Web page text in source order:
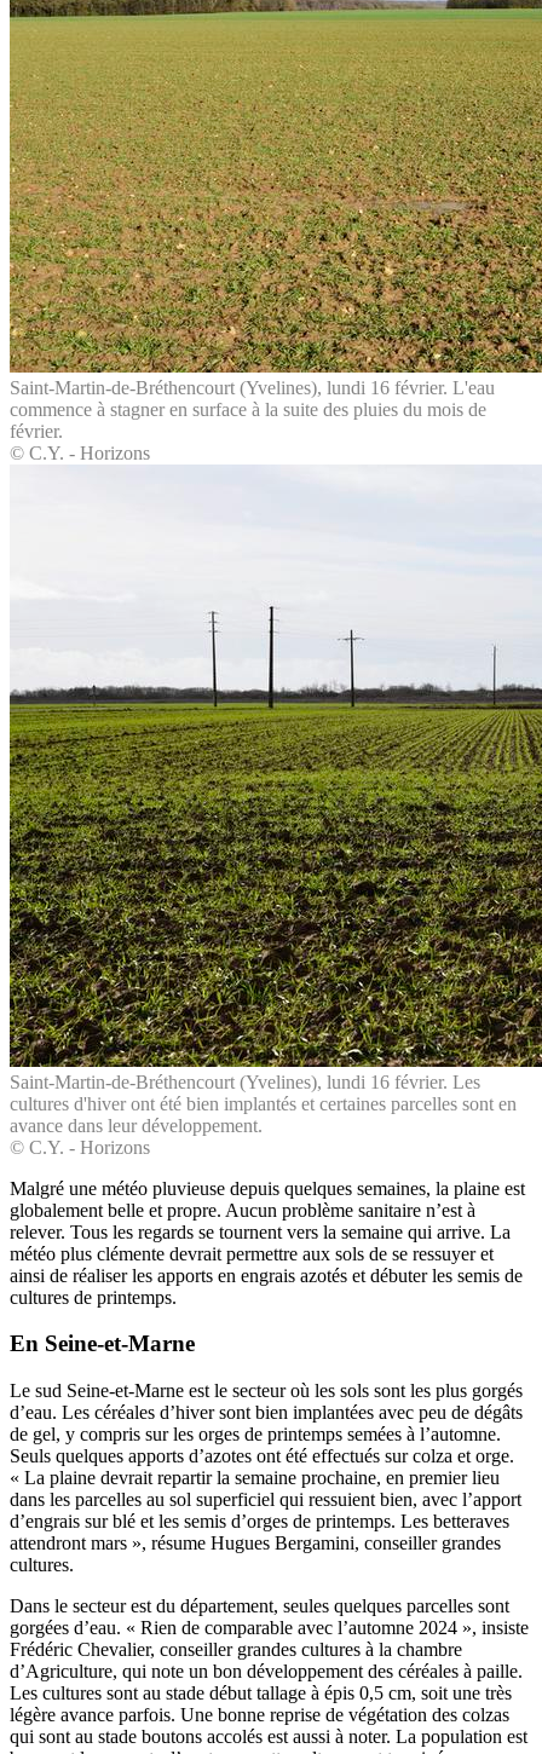
Saint-Martin-de-Bréthencourt (Yvelines), lundi 16 février. L'eau
commence à stagner en surface à la suite des pluies du mois de
février.
© C.Y. - Horizons
Saint-Martin-de-Bréthencourt (Yvelines), lundi 16 février. Les
cultures d'hiver ont été bien implantés et certaines parcelles sont en
avance dans leur développement.
© C.Y. - Horizons
Malgré une météo pluvieuse depuis quelques semaines, la plaine est
globalement belle et propre. Aucun problème sanitaire n’est à
relever. Tous les regards se tournent vers la semaine qui arrive. La
météo plus clémente devrait permettre aux sols de se ressuyer et
ainsi de réaliser les apports en engrais azotés et débuter les semis de
cultures de printemps.
En Seine-et-Marne
Le sud Seine-et-Marne est le secteur où les sols sont les plus gorgés
d’eau. Les céréales d’hiver sont bien implantées avec peu de dégâts
de gel, y compris sur les orges de printemps semées à l’automne.
Seuls quelques apports d’azotes ont été effectués sur colza et orge.
« La plaine devrait repartir la semaine prochaine, en premier lieu
dans les parcelles au sol superficiel qui ressuient bien, avec l’apport
d’engrais sur blé et les semis d’orges de printemps. Les betteraves
attendront mars », résume Hugues Bergamini, conseiller grandes
cultures.
Dans le secteur est du département, seules quelques parcelles sont
gorgées d’eau. « Rien de comparable avec l’automne 2024 », insiste
Frédéric Chevalier, conseiller grandes cultures à la chambre
d’Agriculture, qui note un bon développement des céréales à paille.
Les cultures sont au stade début tallage à épis 0,5 cm, soit une très
légère avance parfois. Une bonne reprise de végétation des colzas
qui sont au stade boutons accolés est aussi à noter. La population est